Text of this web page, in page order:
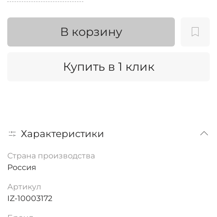
В корзину
Купить в 1 клик
Характеристики
Страна производства
Россия
Артикул
IZ-10003172